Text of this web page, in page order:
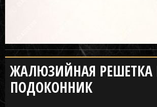
ЖАЛЮЗИЙНАЯ РЕШЕТКА
ПОДОКОННИК